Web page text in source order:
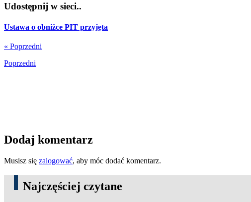
Udostępnij w sieci..
Ustawa o obniżce PIT przyjęta
« Poprzedni
Poprzedni
Dodaj komentarz
Musisz się zalogować, aby móc dodać komentarz.
Najczęściej czytane